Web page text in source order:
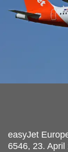
easyJet
6546, 23. April